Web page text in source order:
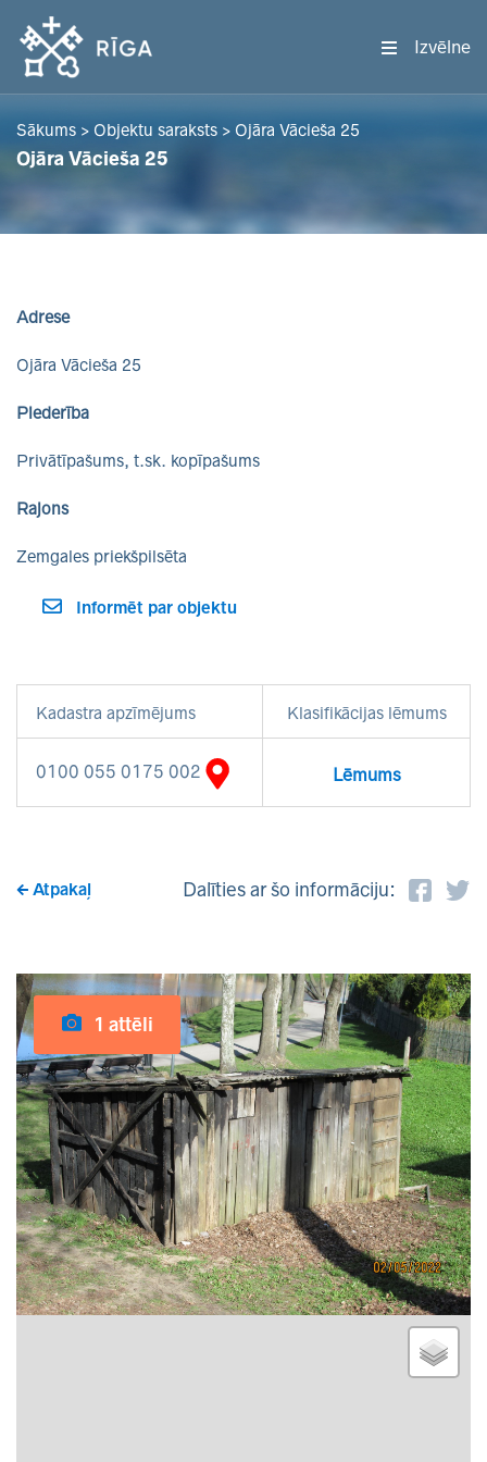
Izvēlne
Sākums > Objektu saraksts > Ojāra Vācieša 25
Ojāra Vācieša 25
Adrese
Ojāra Vācieša 25
Piederība
Privātīpašums, t.sk. kopīpašums
Rajons
Zemgales priekšpilsēta
Informēt par objektu
Kadastra apzīmējums Klasifikācijas lēmums
0100 055 0175 002 Lēmums
Atpakaļ Dalīties ar šo informāciju:
1 attēli